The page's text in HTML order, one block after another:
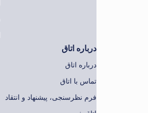
درباره اتاق
درباره اتاق
تماس با اتاق
فرم نظرسنجی، پیشنهاد و انتقاد